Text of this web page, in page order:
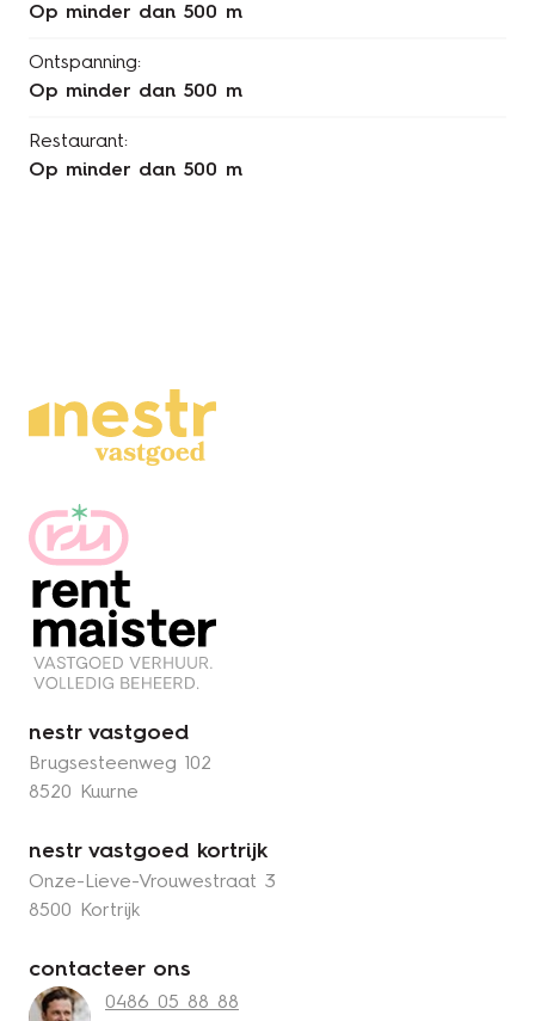
op minder dan 500 m
Ontspanning:
op minder dan 500 m
Restaurant:
op minder dan 500 m
nestr vastgoed
Brugsesteenweg 102
8520 Kuurne
nestr vastgoed kortrijk
Onze-Lieve-Vrouwestraat 3
8500 Kortrijk
contacteer ons
0486 05 88 88